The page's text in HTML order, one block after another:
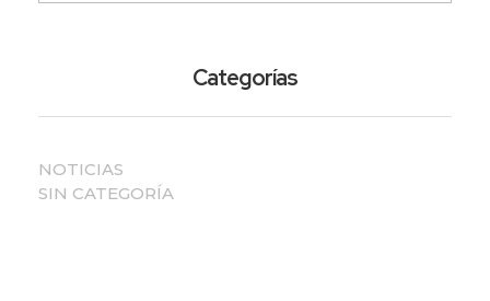
Categorías
NOTICIAS
SIN CATEGORÍA